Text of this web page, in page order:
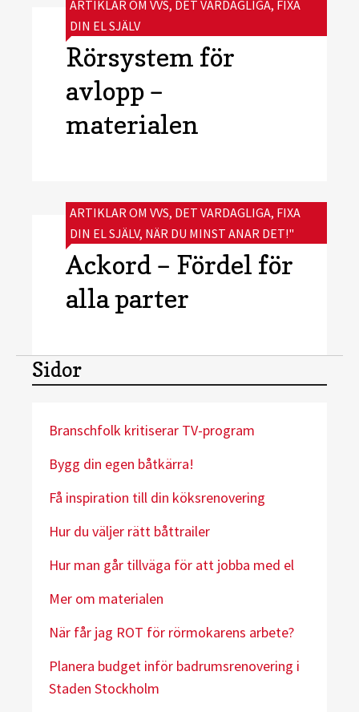
CATEGORIES:
ARTIKLAR OM VVS, DET VARDAGLIGA, FIXA
DIN EL SJÄLV
Rörsystem för
avlopp –
materialen
CATEGORIES:
ARTIKLAR OM VVS, DET VARDAGLIGA, FIXA
DIN EL SJÄLV, NÄR DU MINST ANAR DET!"
Ackord – Fördel för
alla parter
Sidor
Branschfolk kritiserar TV-program
Bygg din egen båtkärra!
Få inspiration till din köksrenovering
Hur du väljer rätt båttrailer
Hur man går tillväga för att jobba med el
Mer om materialen
När får jag ROT för rörmokarens arbete?
Planera budget inför badrumsrenovering i
Staden Stockholm